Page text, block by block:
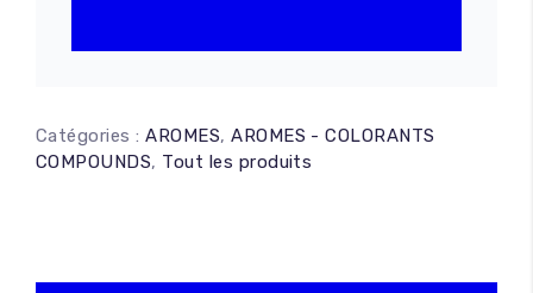
Catégories :AROMES,AROMES - COLORANTS
COMPOUNDS, Tout les produits